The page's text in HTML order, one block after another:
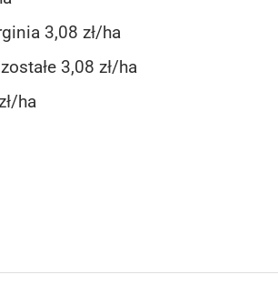
3,08 zł/ha
3,08 zł/ha
ha